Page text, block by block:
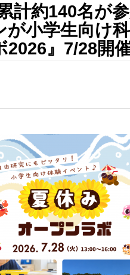
計約140名が
が小学生向け
』7/28開